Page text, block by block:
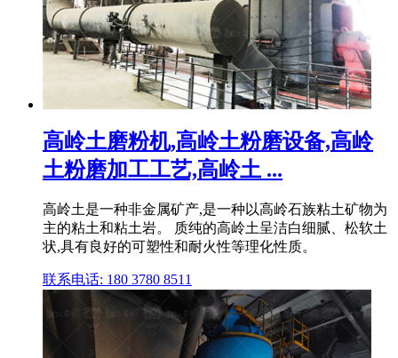
高岭土磨粉机,高岭土粉磨设备,高岭
土粉磨加工工艺,高岭土 ...
高岭土是一种非金属矿产,是一种以高岭石族粘土矿物为
主的粘土和粘土岩。 质纯的高岭土呈洁白细腻、松软土
状,具有良好的可塑性和耐火性等理化性质。
联系电话: 180 3780 8511